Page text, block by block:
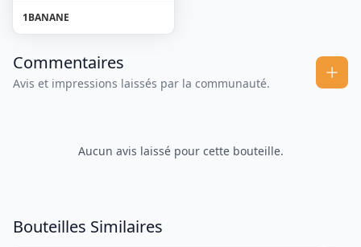
1BANANE
Commentaires
Avis et impressions laissés par la communauté.
Aucun avis laissé pour cette bouteille.
Bouteilles Similaires